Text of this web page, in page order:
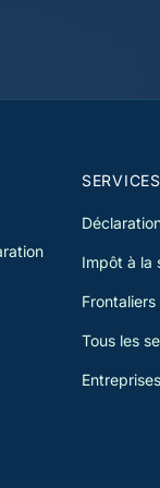
SERVICES
Impôt à la
Frontaliers
Tous les